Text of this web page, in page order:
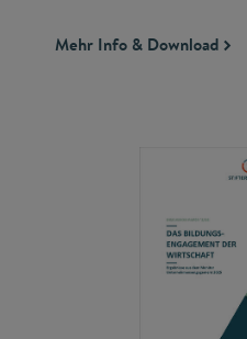
Mehr Info & Download